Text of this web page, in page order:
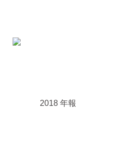
2018 年報